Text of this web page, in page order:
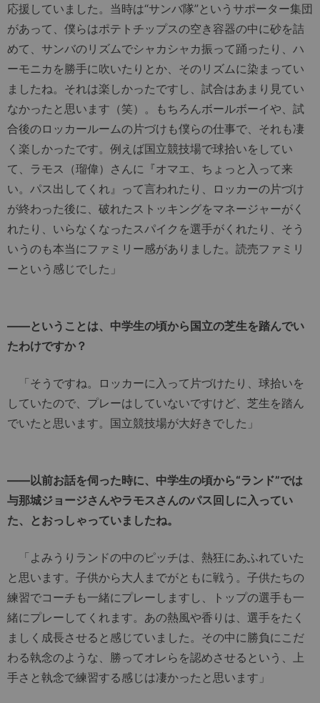
応援していました。当時は“サンバ隊”というサポーター集団
があって、僕らはポテトチップスの空き容器の中に砂を詰
めて、サンバのリズムでシャカシャカ振って踊ったり、ハ
ーモニカを勝手に吹いたりとか、そのリズムに染まってい
ましたね。それは楽しかったですし、試合はあまり見てい
なかったと思います（笑）。もちろんボールボーイや、試
合後のロッカールームの片づけも僕らの仕事で、それも凄
く楽しかったです。例えば国立競技場で球拾いをしてい
て、ラモス（瑠偉）さんに『オマエ、ちょっと入って来
い。パス出してくれ』って言われたり、ロッカーの片づけ
が終わった後に、破れたストッキングをマネージャーがく
れたり、いらなくなったスパイクを選手がくれたり、そう
いうのも本当にファミリー感がありました。読売ファミリ
ーという感じでした」
――ということは、中学生の頃から国立の芝生を踏んでい
たわけですか？
「そうですね。ロッカーに入って片づけたり、球拾いを
していたので、プレーはしていないですけど、芝生を踏ん
でいたと思います。国立競技場が大好きでした」
――以前お話を伺った時に、中学生の頃から“ランド”では
与那城ジョージさんやラモスさんのパス回しに入ってい
た、とおっしゃっていましたね。
「よみうりランドの中のピッチは、熱狂にあふれていた
と思います。子供から大人までがともに戦う。子供たちの
練習でコーチも一緒にプレーしますし、トップの選手も一
緒にプレーしてくれます。あの熱風や香りは、選手をたく
ましく成長させると感じていました。その中に勝負にこだ
わる執念のような、勝ってオレらを認めさせるという、上
手さと執念で練習する感じは凄かったと思います」